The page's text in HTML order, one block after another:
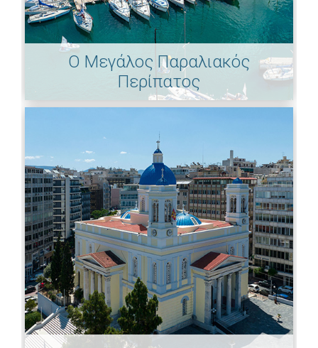
Ο Μεγάλος Παραλιακός
Περίπατος